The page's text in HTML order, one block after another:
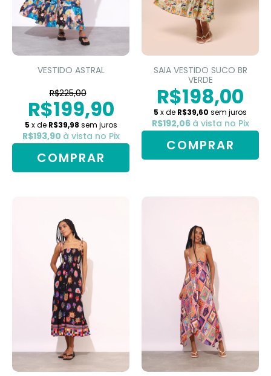
VESTIDO ASTRAL
R$225,00
R$199,90
5 x de R$39,98 sem juros
R$193,90 à vista no Pix
COMPRAR
SAIA VESTIDO SUCO BR
VERDE
R$198,00
5 x de R$39,60 sem juros
R$192,06 à vista no Pix
COMPRAR